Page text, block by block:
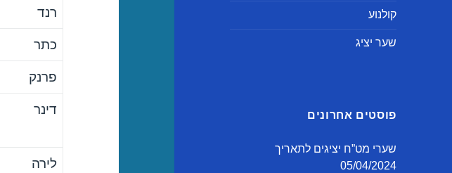
קולנוע
שער יציג
פוסטים אחרונים
שערי מט”ח יציגים לתאריך
05/04/2024
רנד
כתר
פרנק
דינר
לירה